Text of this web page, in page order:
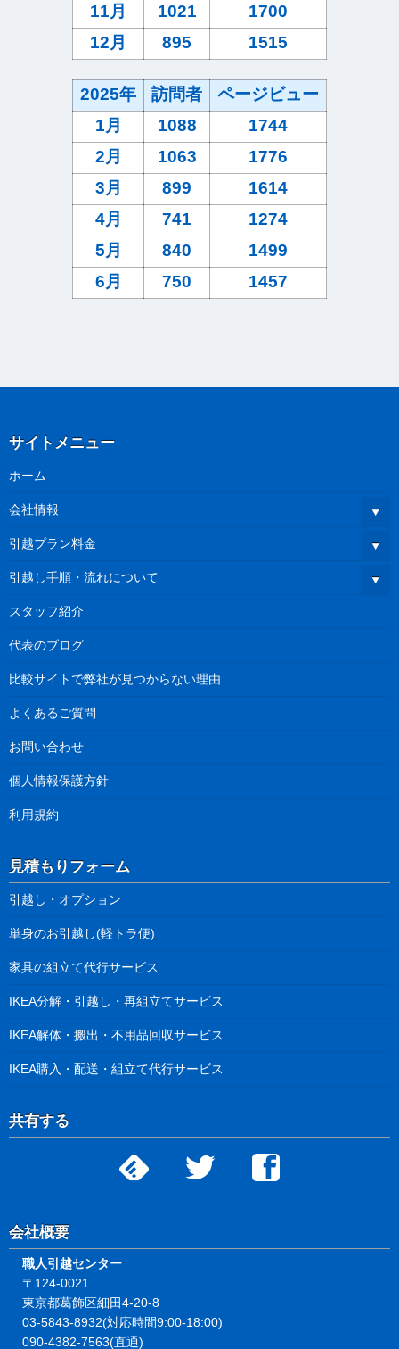
11月
1021
1700
12月
895 1515
2025年 訪問者
ページビュー
1月
1088
1744
2月
1063
1776
3月
899
1614
4月
741
1274
5月
840
1499
6月
750 1457
サイトメニュー
ホーム
会社情報
引越プラン料金
引越し手順・流れについて
スタッフ紹介
代表のブログ
比較サイトで弊社が見つからない理由
よくあるご質問
お問い合わせ
個人情報保護方針
利用規約
見積もりフォーム
引越し・オプション
単身のお引越し(軽トラ便)
家具の組立て代行サービス
IKEA分解・引越し・再組立てサービス
IKEA解体・搬出・不用品回収サービス
IKEA購入・配送・組立て代行サービス
共有する
会社概要
職人引越センター
〒124-0021
東京都葛飾区細田4-20-8
03-5843-8932(対応時間9:00-18:00)
090-4382-7563(直通)